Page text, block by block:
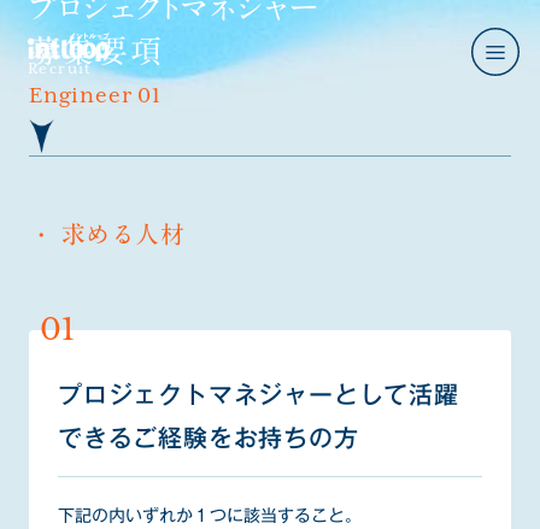
メッセージ
Message
Business
職種紹介
Job introduction
Recruit
プロジェクトマネジャー
募集要項
Engineer 01
求める人材
プロジェクトマネジャーとして活躍
できるご経験をお持ちの方
下記の内いずれか１つに該当すること。